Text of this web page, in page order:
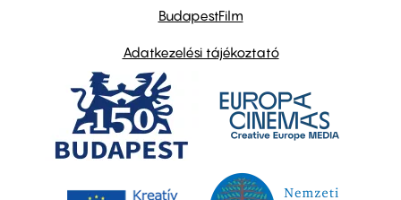
BudapestFilm
Adatkezelési tájékoztató